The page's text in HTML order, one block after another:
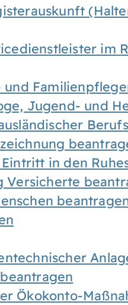
im
Jugend- und
in den
Versicherte
Ökokonto-